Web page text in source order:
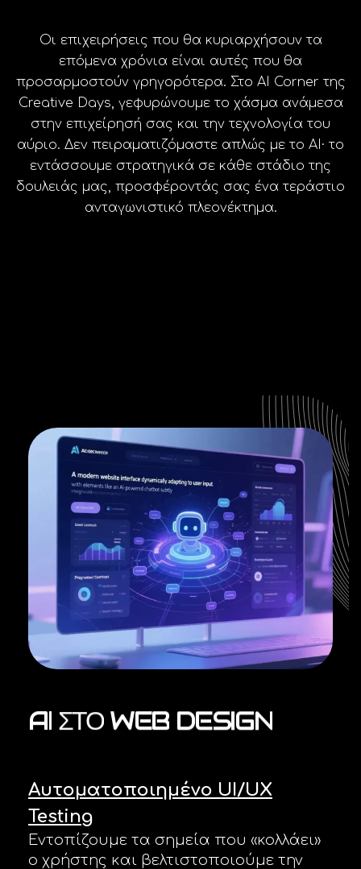
Οι επιχειρήσεις που θα κυριαρχήσουν τα
επόμενα χρόνια είναι αυτές που θα
προσαρμοστούν γρηγορότερα. Στο AI Corner της
Creative Days, γεφυρώνουμε το χάσμα ανάμεσα
στην επιχείρησή σας και την τεχνολογία του
αύριο. Δεν πειραματιζόμαστε απλώς με το AI· το
εντάσσουμε στρατηγικά σε κάθε στάδιο της
δουλειάς μας, προσφέροντάς σας ένα τεράστιο
ανταγωνιστικό πλεονέκτημα.
AI ΣΤΟ WEB DESIGN
Αυτοματοποιημένο UI/UX
Testing
Εντοπίζουμε τα σημεία που «κολλάει»
ο χρήστης και βελτιστοποιούμε την